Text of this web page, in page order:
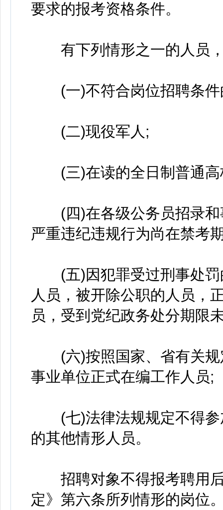
要求的报考资格条件。
有下列情形之一的人员
(一)不符合岗位招聘条件
(二)现役军人;
(三)在读的全日制普通高
(四)在各级公务员招录和
严重违纪违规行为尚在禁考
(五)因犯罪受过刑事处罚
人员，被开除公职的人员，
员，受到党纪政务处分期限
(六)按照国家、省有关规
事业单位正式在编工作人员;
(七)法律法规规定不得参
的其他情形人员。
招聘对象不得报考聘用后
定》第六条所列情形的岗位